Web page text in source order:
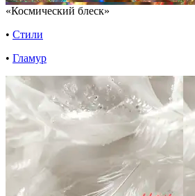
«Космический блеск»
• Стили
• Гламур